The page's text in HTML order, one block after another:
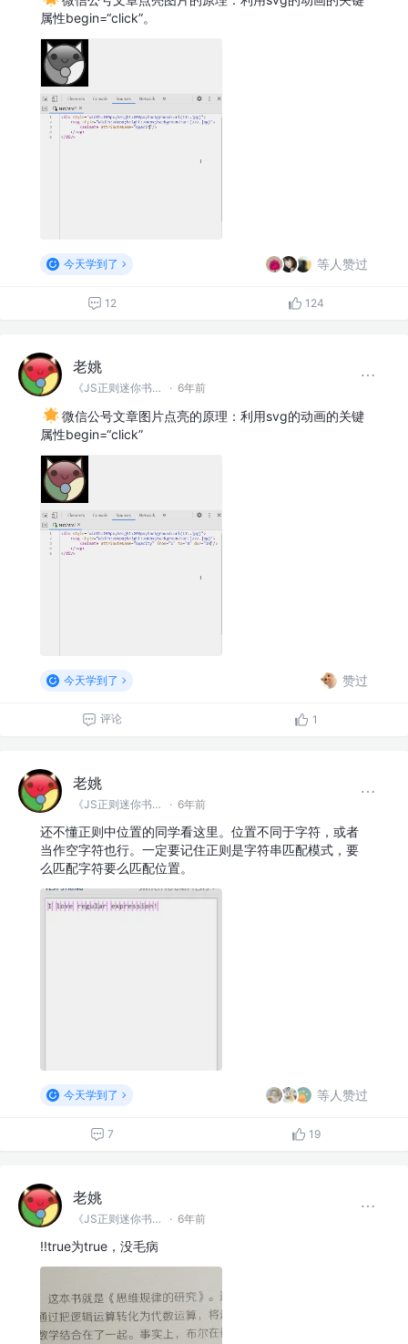
属性begin=“click”。
今天学到了 等人赞过
12 124
老姚
《JS正则迷你书》作者 · 6年前
微信公号文章图片点亮的原理：利用svg的动画的关键
属性begin=“click”
今天学到了 赞过
评论 1
老姚
《JS正则迷你书》作者 · 6年前
还不懂正则中位置的同学看这里。位置不同于字符，或者
当作空字符也行。一定要记住正则是字符串匹配模式，要
么匹配字符要么匹配位置。
今天学到了 等人赞过
7 19
老姚
《JS正则迷你书》作者 · 6年前
!!true为true，没毛病